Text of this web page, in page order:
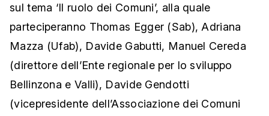
sul tema ‘Il ruolo dei Comuni’, alla quale
parteciperanno Thomas Egger (Sab), Adriana
Mazza (Ufab), Davide Gabutti, Manuel Cereda
(direttore dell’Ente regionale per lo sviluppo
Bellinzona e Valli), Davide Gendotti
(vicepresidente dell’Associazione dei Comuni